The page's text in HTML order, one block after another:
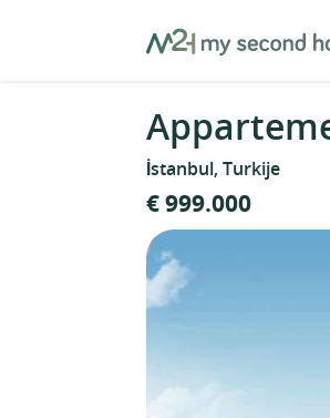
MySecondHome
İstanbul, Turkije
€ 999.000